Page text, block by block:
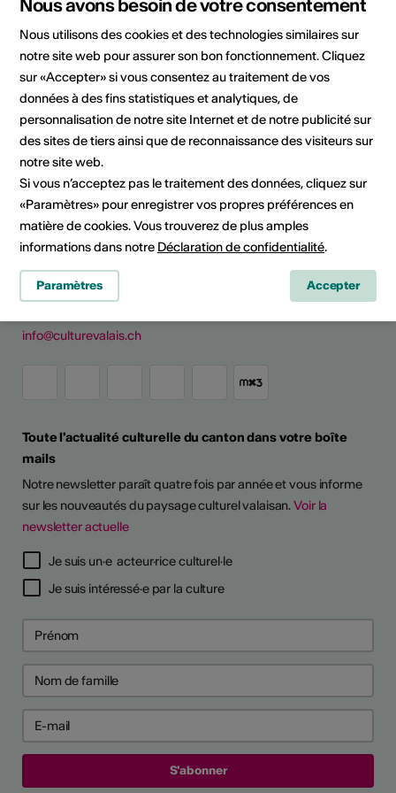
D'ARTISTES
Amis de Plan-Cerisier
Plan-Cerisier 32
1921 Martigny-Croix
Site Internet
Planifier un itinéraire
Transports publics
Culture Valais
Rue de Lausanne 45
CH - 1950 Sion
info@culturevalais.ch
Toute l'actualité culturelle du canton dans votre boîte
mails
Notre newsletter paraît quatre fois par année et vous informe
sur les nouveautés du paysage culturel valaisan.Voir la
newsletter actuelle
Je suis un·e acteur·rice culturel·le
Je suis intéressé·e par la culture
Nous avons besoin de votre consentement
Nous utilisons des cookies et des technologies similaires sur
notre site web pour assurer son bon fonctionnement. Cliquez
sur «Accepter» si vous consentez au traitement de vos
données à des fins statistiques et analytiques, de
personnalisation de notre site Internet et de notre publicité sur
des sites de tiers ainsi que de reconnaissance des visiteurs sur
notre site web.
Si vous n’acceptez pas le traitement des données, cliquez sur
«Paramètres» pour enregistrer vos propres préférences en
matière de cookies. Vous trouverez de plus amples
informations dans notre Déclaration de confidentialité.
Paramètres Accepter